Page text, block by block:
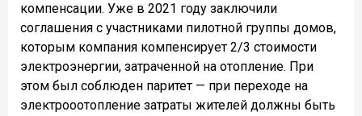
компенсации. Уже в 2021 году заключили
соглашения с участниками пилотной группы домов,
которым компания компенсирует 2/3 стоимости
электроэнергии, затраченной на отопление. При
этом был соблюден паритет — при переходе на
электрооотопление затраты жителей должны быть